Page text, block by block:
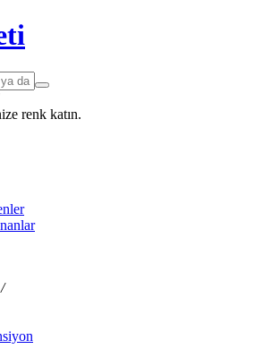
renk katın.
/